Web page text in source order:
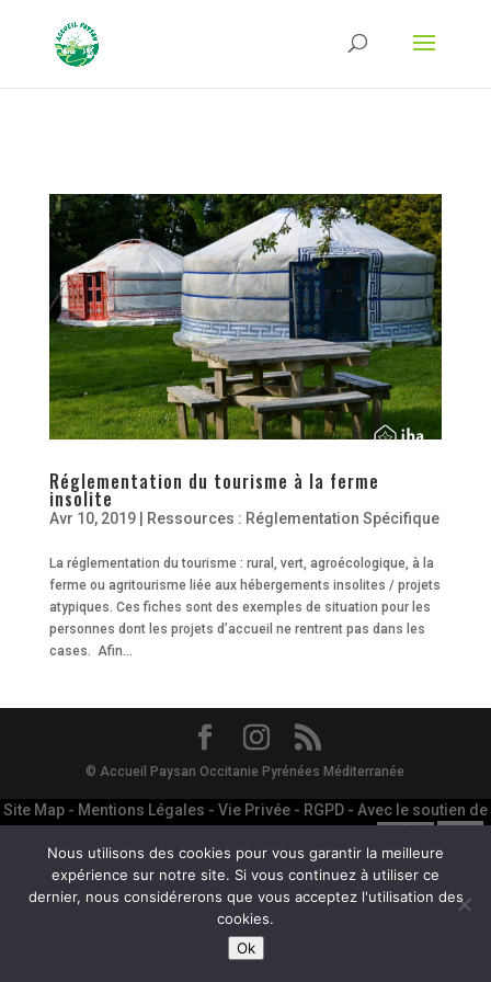
Type-Options Referrer-Policy Permissions-Policy
ga('require', 'GTM-TFCVLFN');
Réglementation du tourisme à la ferme
insolite
Avr 10, 2019| Ressources : Réglementation Spécifique
La réglementation du tourisme : rural, vert, agroécologique, à la
ferme ou agritourisme liée aux hébergements insolites / projets
atypiques. Ces fiches sont des exemples de situation pour les
personnes dont les projets d’accueil ne rentrent pas dans les
cases. Afin...
© Accueil Paysan Occitanie Pyrénées Méditerranée
Site Map - Mentions Légales - Vie Privée - RGPD - Avec le soutien de
la Région Occitanie et du département de l'Hérault :
Nous utilisons des cookies pour vous garantir la meilleure
expérience sur notre site. Si vous continuez à utiliser ce
dernier, nous considérerons que vous acceptez l'utilisation des
cookies.
Ok